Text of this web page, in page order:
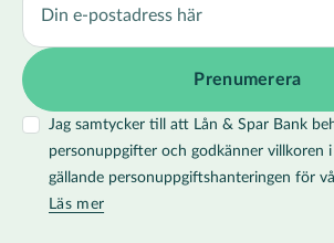
Jag samtycker till att Lån & Spar Bank
personuppgifter och godkänner villkoren
gällande personuppgiftshanteringen för
Läs mer